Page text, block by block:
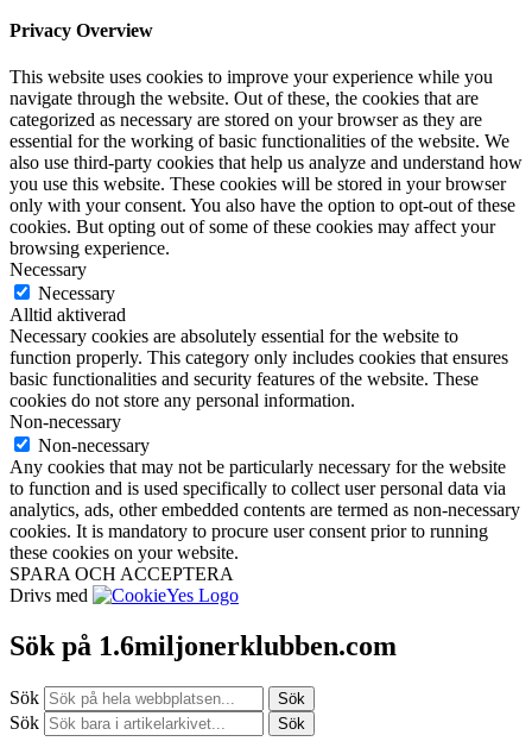
Privacy Overview
This website uses cookies to improve your experience while you
navigate through the website. Out of these, the cookies that are
categorized as necessary are stored on your browser as they are
essential for the working of basic functionalities of the website. We
also use third-party cookies that help us analyze and understand how
you use this website. These cookies will be stored in your browser
only with your consent. You also have the option to opt-out of these
cookies. But opting out of some of these cookies may affect your
browsing experience.
Necessary
Necessary
Alltid aktiverad
Necessary cookies are absolutely essential for the website to
function properly. This category only includes cookies that ensures
basic functionalities and security features of the website. These
cookies do not store any personal information.
Non-necessary
Non-necessary
Any cookies that may not be particularly necessary for the website
to function and is used specifically to collect user personal data via
analytics, ads, other embedded contents are termed as non-necessary
cookies. It is mandatory to procure user consent prior to running
these cookies on your website.
SPARA OCH ACCEPTERA
Drivs med
Sök på 1.6miljonerklubben.com
Sök Sök
Sök Sök